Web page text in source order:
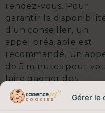
Gérer le
rendez-vous. Pour
garantir la
d’un conseiller, un
appel préalable est
recommandé. Un
de 5 minutes peut
faire gagner des
semaines sur votre
vente.